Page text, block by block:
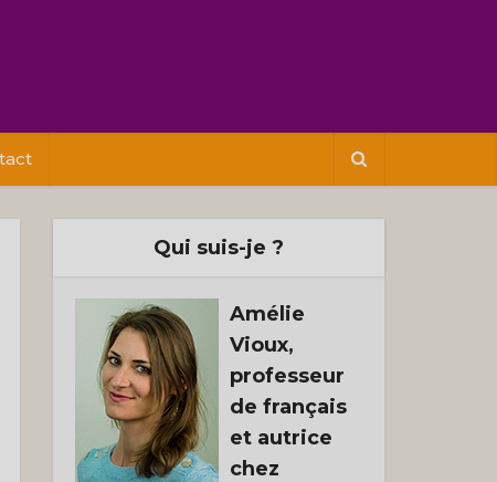
Qui suis-je ?
Amélie
Vioux,
professeur
de français
et autrice
chez